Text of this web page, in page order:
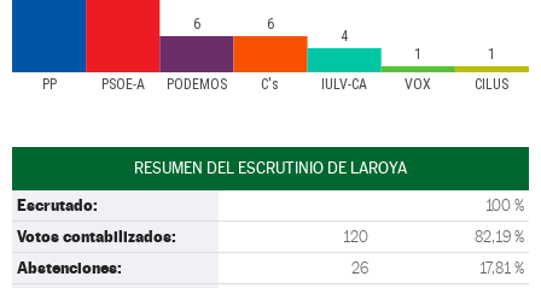
PP PSOE-A PODEMOS C's IULV-CA VOX CILUS
6 6
4
1
1
RESUMEN DEL ESCRUTINIO DE LAROYA
Escrutado: 100 %
Votos contabilizados: 120 82,19 %
Abstenciones: 26 17,81 %